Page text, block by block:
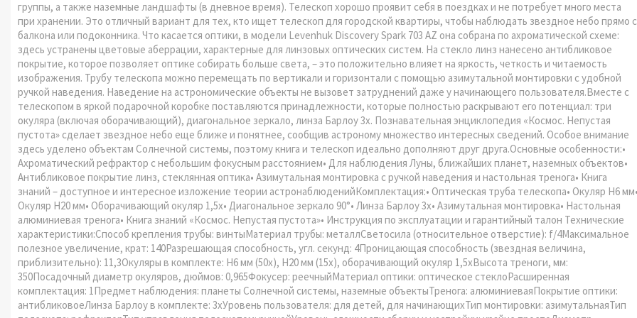
группы, а также наземные ландшафты (в дневное время). Телескоп хорошо проявит себя в поездках и не потребует много места
при хранении. Это отличный вариант для тех, кто ищет телескоп для городской квартиры, чтобы наблюдать звездное небо прямо с
балкона или подоконника. Что касается оптики, в модели Levenhuk Discovery Spark 703 AZ она собрана по ахроматической схеме:
здесь устранены цветовые аберрации, характерные для линзовых оптических систем. На стекло линз нанесено антибликовое
покрытие, которое позволяет оптике собирать больше света, – это положительно влияет на яркость, четкость и читаемость
изображения. Трубу телескопа можно перемещать по вертикали и горизонтали с помощью азимутальной монтировки с удобной
ручкой наведения. Наведение на астрономические объекты не вызовет затруднений даже у начинающего пользователя.Вместе с
телескопом в яркой подарочной коробке поставляются принадлежности, которые полностью раскрывают его потенциал: три
окуляра (включая оборачивающий), диагональное зеркало, линза Барлоу 3х. Познавательная энциклопедия «Космос. Непустая
пустота» сделает звездное небо еще ближе и понятнее, сообщив астроному множество интересных сведений. Особое внимание
здесь уделено объектам Солнечной системы, поэтому книга и телескоп идеально дополняют друг друга.Основные особенности:•
Ахроматический рефрактор с небольшим фокусным расстоянием• Для наблюдения Луны, ближайших планет, наземных объектов•
Антибликовое покрытие линз, стеклянная оптика• Азимутальная монтировка с ручкой наведения и настольная тренога• Книга
знаний – доступное и интересное изложение теории астронаблюденийКомплектация:• Оптическая труба телескопа• Окуляр H6
Окуляр H20 мм• Оборачивающий окуляр 1,5х• Диагональное зеркало 90°• Линза Барлоу 3х• Азимутальная монтировка• Настольная
алюминиевая тренога• Книга знаний «Космос. Непустая пустота»• Инструкция по эксплуатации и гарантийный талон Технические
характеристики:Способ крепления трубы: винтыМатериал трубы: металлСветосила (относительное отверстие): f/4Максимальное
полезное увеличение, крат: 140Разрешающая способность, угл. секунд: 4Проницающая способность (звездная величина,
приблизительно): 11,3Окуляры в комплекте: H6 мм (50х), H20 мм (15х), оборачивающий окуляр 1,5хВысота треноги, мм:
350Посадочный диаметр окуляров, дюймов: 0,965Фокусер: реечныйМатериал оптики: оптическое стеклоРасширенная
комплектация: 1Предмет наблюдения: планеты Солнечной системы, наземные объектыТренога: алюминиеваяПокрытие оптики:
антибликовоеЛинза Барлоу в комплекте: 3xУровень пользователя: для детей, для начинающихТип монтировки: азимутальнаяТип